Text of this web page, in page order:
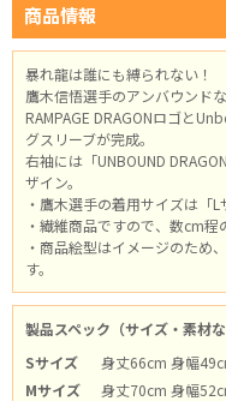
商品情報
暴れ龍は誰にも縛られない！
鷹木信悟選手のアンバウンド
RAMPAGE DRAGONロゴと
グスリーブが完成。
右袖には「UNBOUND
ザイン。
・鷹木選手の着用サイズは「L
・繊維商品ですので、数cm程
・商品絵型はイメージのため
す。
製品スペック（サイズ・素材な
Sサイズ
身丈66cm 身幅
Mサイズ
身丈70cm 身幅